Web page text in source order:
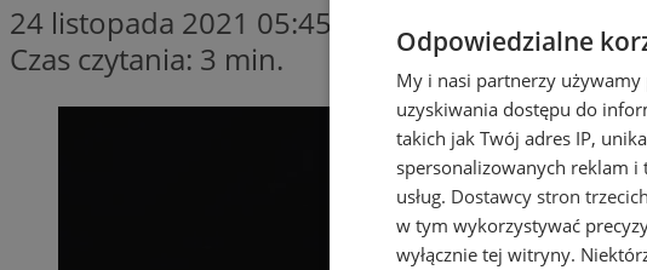
24 listopada 2021 05:45
Czas czytania: 3 min.
Odpowiedzialne
My i nasi partnerzy
uzyskiwania dostępu do
takich jak Twój adres IP,
spersonalizowanych reklam
usług. Dostawcy stron
w tym wykorzystywać
wyłącznie tej witryny.